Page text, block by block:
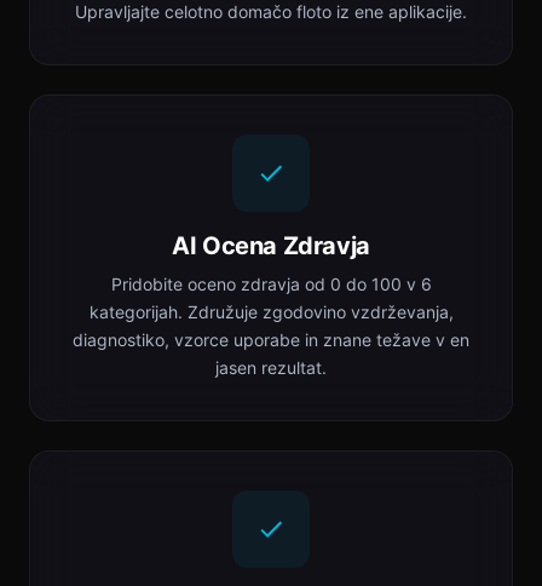
Upravljajte celotno domačo floto iz ene aplikacije.
AI Ocena Zdravja
Pridobite oceno zdravja od 0 do 100 v 6
kategorijah. Združuje zgodovino vzdrževanja,
diagnostiko, vzorce uporabe in znane težave v en
jasen rezultat.